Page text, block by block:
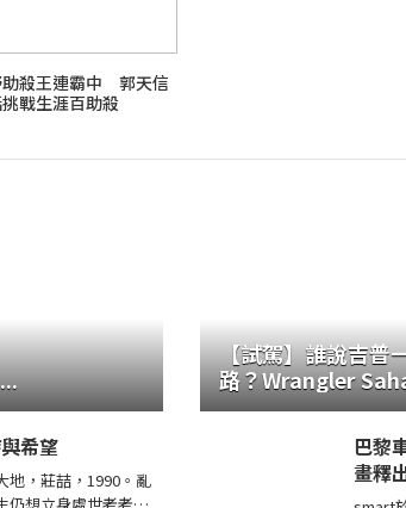
殺王連霸中 郭天信
戰生涯百助殺
希望
地，莊喆，1990。亂
【試駕】誰說吉普
路？Wrangler
一樣順！
巴黎
畫釋